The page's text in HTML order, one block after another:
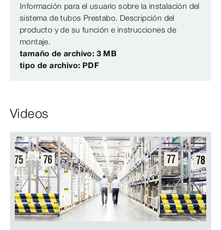
Información para el usuario sobre la instalación del
sistema de tubos Prestabo. Descripción del
producto y de su función e instrucciones de
montaje.
tamaño de archivo: 3 MB
tipo de archivo: PDF
Videos